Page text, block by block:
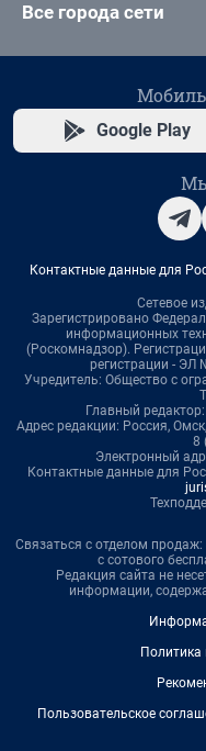
Все города сети
Google Play
Контактные данные для
Сетевое
Зарегистрировано
информационных
(Роскомнадзор).
регистрации - ЭЛ
Учредитель: Общество с
Главный
Адрес редакции: Россия,
8
Электронный
Контактные данные для
Связаться с отделом
с сотового
Редакция сайта не
информации,
Политика
Пользовательское